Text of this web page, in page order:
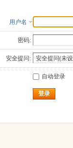
用户名
密码:
安全提问:
自动登录
登录